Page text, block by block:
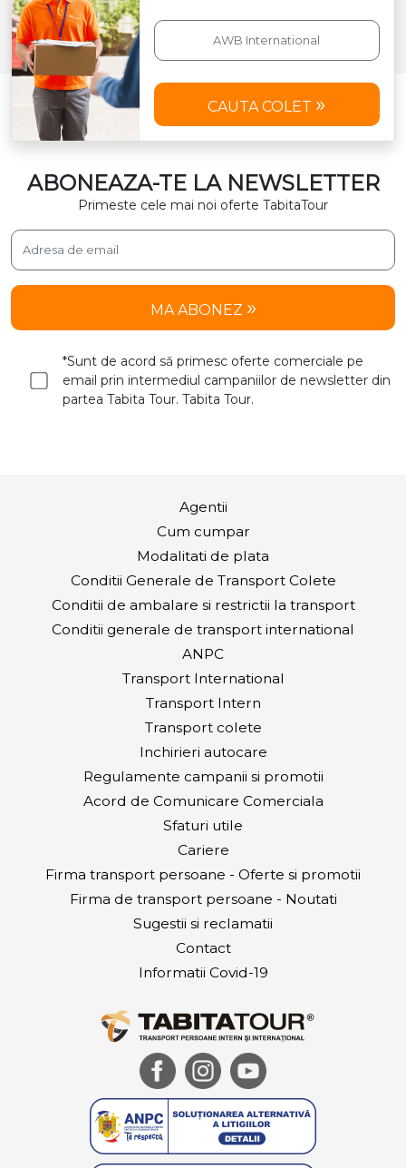
CAUTA COLET
ABONEAZA-TE LA NEWSLETTER
Primeste cele mai noi oferte TabitaTour
MA ABONEZ
*Sunt de acord să primesc oferte comerciale pe
email prin intermediul campaniilor de newsletter din
partea Tabita Tour. Tabita Tour.
Agentii
Cum cumpar
Modalitati de plata
Conditii Generale de Transport Colete
Conditii de ambalare si restrictii la transport
Conditii generale de transport international
ANPC
Transport International
Transport Intern
Transport colete
Inchirieri autocare
Regulamente campanii si promotii
Acord de Comunicare Comerciala
Sfaturi utile
Cariere
Firma transport persoane - Oferte si promotii
Firma de transport persoane - Noutati
Sugestii si reclamatii
Contact
Informatii Covid-19